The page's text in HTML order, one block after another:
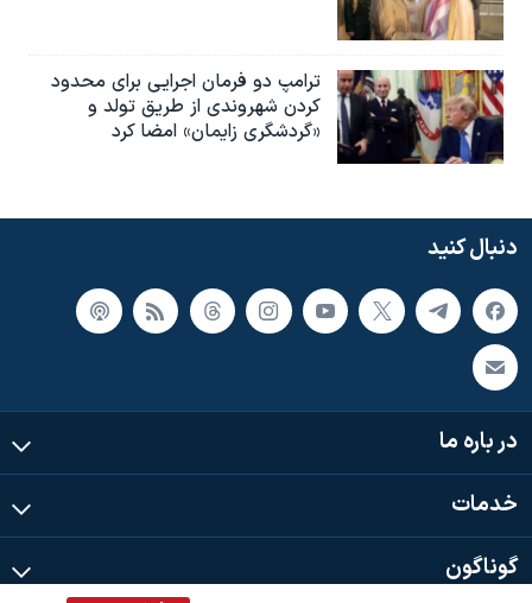
ترامپ دو فرمان اجرایی برای محدود
کردن شهروندی از طریق تولد و
«گردشگری زایمان» امضا کرد
دنبال کنید
در باره ما
خدمات
گوناگون